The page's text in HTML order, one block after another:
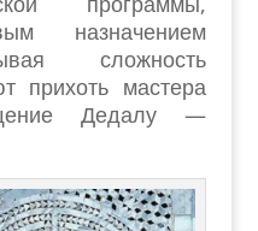
назначением
сложность
прихоть мастера
Дедалу —